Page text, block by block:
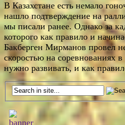
В Казахстане есть немало
нашло подтверждение на
мы писали ранее. Однако за
которого как правило и
Бакберген Мирманов провел
скоростью на соревнованиях
нужно развивать, и как